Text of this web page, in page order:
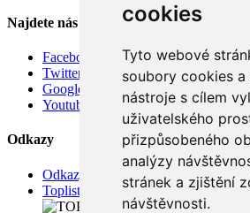
cookies
Tyto webové
soubory cookies
nástroje s cílem
uživatelského
přizpůsobeného
analýzy
stránek a zjištění
návštěvnosti.
Najdete nás
Facebook
Twitter
Google
Youtube
Odkazy
Odkazy
Toplist